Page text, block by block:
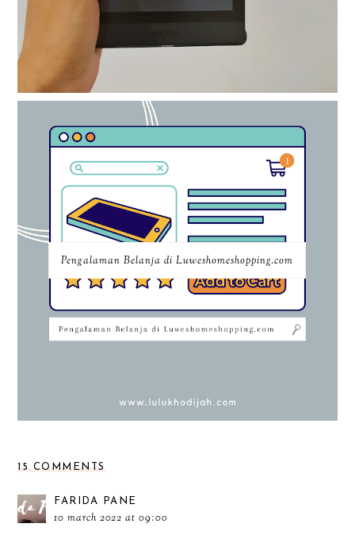
Pengalaman Belanja di Luweshomeshopping.com
15 COMMENTS
FARIDA PANE
10 march 2022 at 09:00